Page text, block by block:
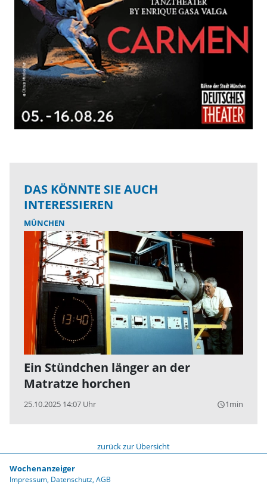
DAS KÖNNTE SIE AUCH
INTERESSIEREN
MÜNCHEN
Ein Stündchen länger an der
Matratze horchen
25.10.2025 14:07 Uhr query_builder1min
zurück zur Übersicht
Wochenanzeiger
Impressum Datenschutz AGB